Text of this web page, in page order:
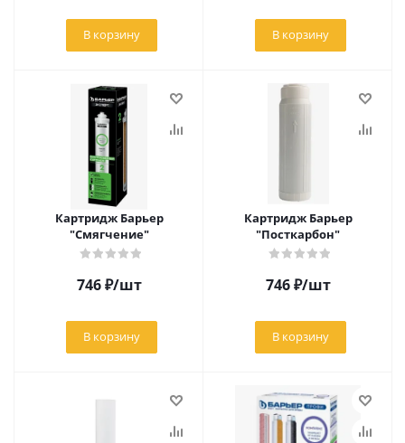
В корзину В корзину
Картридж Барьер
"Смягчение"
746₽/шт
В корзину
Картридж Барьер
"Посткарбон"
746₽/шт
В корзину